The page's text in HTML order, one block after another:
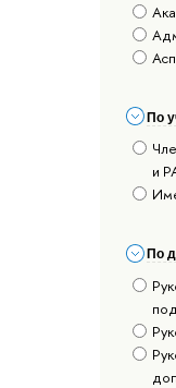
По
и
По